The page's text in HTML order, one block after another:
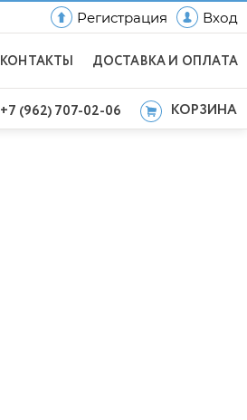
Регистрация Вход
КОНТАКТЫ ДОСТАВКА И ОПЛАТА
+7 (962) 707-02-06 КОРЗИНА